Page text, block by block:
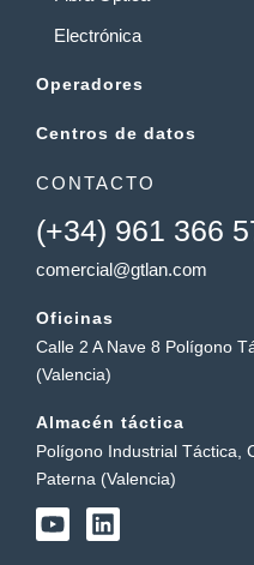
Electrónica
Operadores
Centros de datos
CONTACTO
(+34) 961 366
comercial@gtlan.com
Oficinas
Calle 2 A Nave 8 Polígono
(Valencia)
Almacén táctica
Polígono Industrial Táctica,
Paterna (Valencia)
Y
o
L
i